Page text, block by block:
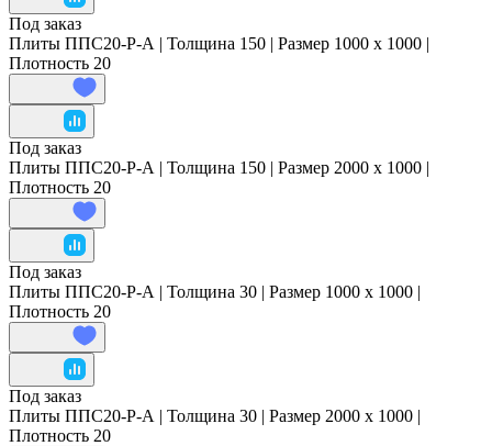
Под заказ
Плиты ППС20-Р-А | Толщина 150 | Размер 1000 x 1000 |
Плотность 20
Под заказ
Плиты ППС20-Р-А | Толщина 150 | Размер 2000 x 1000 |
Плотность 20
Под заказ
Плиты ППС20-Р-А | Толщина 30 | Размер 1000 x 1000 |
Плотность 20
Под заказ
Плиты ППС20-Р-А | Толщина 30 | Размер 2000 x 1000 |
Плотность 20